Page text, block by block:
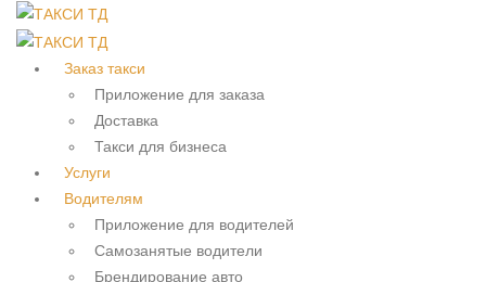
Заказ такси
Приложение для заказа
Доставка
Такси для бизнеса
Услуги
Водителям
Приложение для водителей
Самозанятые водители
Брендирование авто